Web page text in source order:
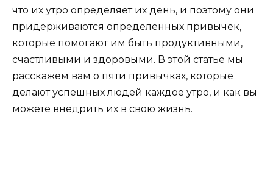
что их утро определяет их день, и поэтому они
придерживаются определенных привычек,
которые помогают им быть продуктивными,
счастливыми и здоровыми. В этой статье мы
расскажем вам о пяти привычках, которые
делают успешных людей каждое утро, и как вы
можете внедрить их в свою жизнь.